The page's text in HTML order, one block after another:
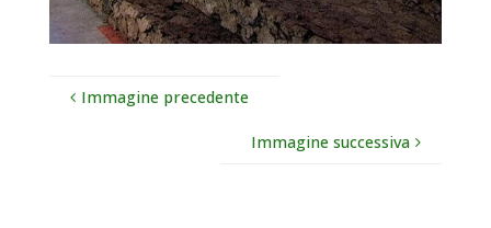
Immagine precedente
Immagine successiva